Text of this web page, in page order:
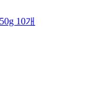
10개